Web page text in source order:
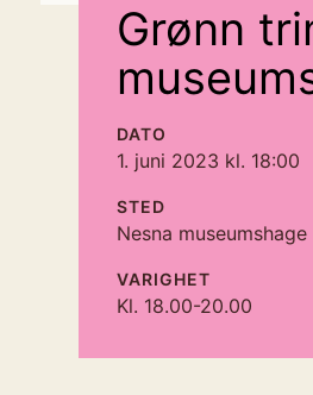
Grønn
DATO
1. juni 2023 kl. 18:00
STED
Nesna museumshage
VARIGHET
Kl. 18.00-20.00